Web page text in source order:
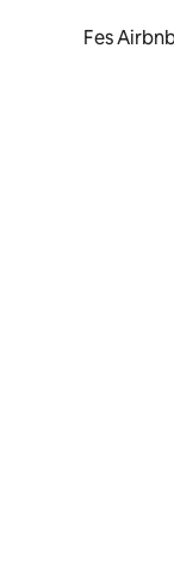
Fes
lliscar el dit.